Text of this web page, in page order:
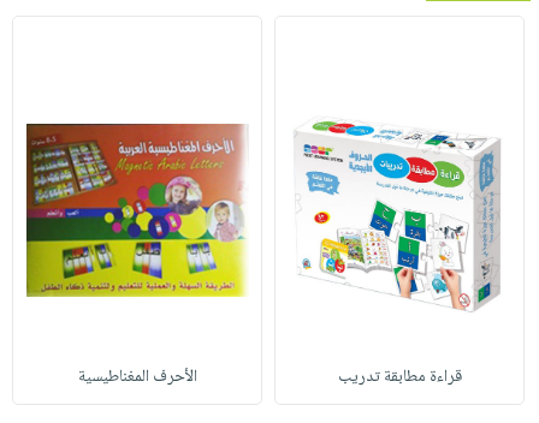
قراءة مطابقة تدريب الأحرف المغناطيسية